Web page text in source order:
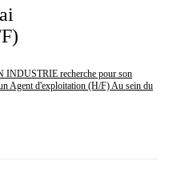
INDUSTRIE recherche pour son
Agent d'exploitation (H/F) Au sein du